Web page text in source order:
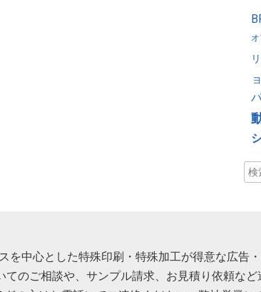
を中心とした特殊印刷・特殊加工が得意な広告・
のご相談や、サンプル請求、お見積り依頼など